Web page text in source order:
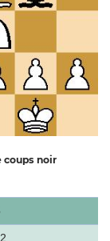
coups noir